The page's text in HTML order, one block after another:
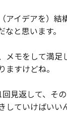
アイデアを）結
なと思います。
メモをして満
ますけどね。
見返して、そ
していけばいい